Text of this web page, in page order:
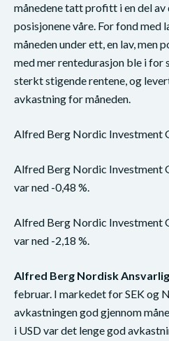
månedene tatt profitt i en del av
posisjonene våre. For fond med
måneden under ett, en lav, men
med mer rentedurasjon ble i for
sterkt stigende rentene, og
avkastning for måneden.
Alfred Berg Nordic Investment
Alfred Berg Nordic Investment
var ned -0,48 %.
Alfred Berg Nordic Investment
var ned -2,18 %.
Alfred Berg Nordisk
februar. I markedet for SEK og
avkastningen god gjennom
i USD var det lenge god